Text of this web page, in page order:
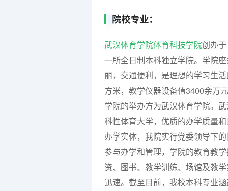
院校专业：
武汉体育学院体育科技学院创办
一所全日制本科独立学院。学院
丽，交通便利，是理想的学习生
方米，教学仪器设备值3400余万
学院的举办方为武汉体育学院。
科性体育大学，优质的办学质量
办学实体，我院实行党委领导下
参与办学和管理，学院的教育教
资、图书、教学训练、场馆及教
迅速。截至目前，我校本科专业